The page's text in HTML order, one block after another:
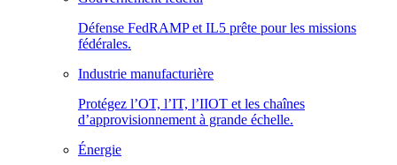
Défense FedRAMP et IL5 prête pour les missions
fédérales.
Industrie manufacturière
Protégez l’OT, l’IT, l’IIOT et les chaînes
d’approvisionnement à grande échelle.
Énergie